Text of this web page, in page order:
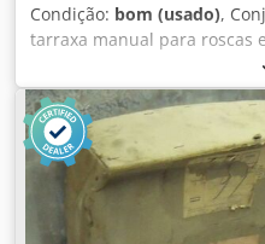
Condição: bom (usado),
tarraxa manual para roscas
de roscas, cortador de
roscas em tubos, cabeça de
Para diâmetro de tubo:
corte: 3/4", 1", 1 1/4", 1 1/2",
roscas: Tipo 111-R/12-R -